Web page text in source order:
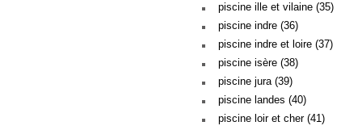
piscine ille et vilaine (35)
piscine indre (36)
piscine indre et loire (37)
piscine isère (38)
piscine jura (39)
piscine landes (40)
piscine loir et cher (41)